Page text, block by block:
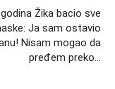
Žika bacio sve
Ja sam ostavio
Nisam mogao da
pređem preko…